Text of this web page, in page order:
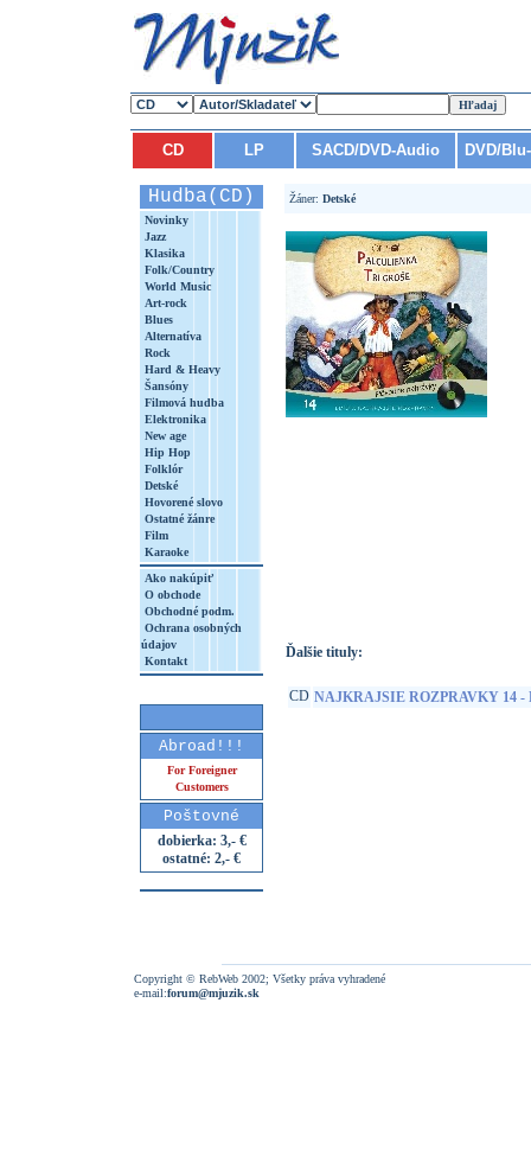
CD LP SACD/DVD-Audio DVD/
Hudba(CD)
Novinky
Jazz
Klasika
Folk/Country
World Music
Art-rock
Blues
Alternatíva
Rock
Hard & Heavy
Šansóny
Filmová hudba
Elektronika
New age
Hip Hop
Folklór
Detské
Hovorené slovo
Ostatné žánre
Film
Karaoke
Ako nakúpiť
O obchode
Obchodné podm.
Ochrana osobných
údajov
Kontakt
Abroad!!!
For Foreigner
Customers
Poštovné
dobierka: 3,- €
ostatné: 2,- €
Žáner: Detské
Ďalšie tituly:
CD NAJKRAJSIE ROZPRAVKY 14
Copyright © RebWeb 2002; Všetky práva vyhradené
e-mail:forum@mjuzik.sk